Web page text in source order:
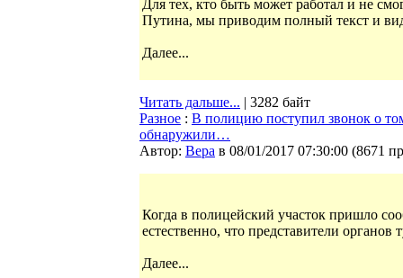
Для тех, кто быть может работал и не
Путина, мы приводим полный текст и
Далее...
Читать дальше... | 3282 байт
Разное : В полицию поступил звонок о
обнаружили…
Автор: Bepa в 08/01/2017 07:30:00 (8671
Когда в полицейский участок пришло
естественно, что представители
Далее...